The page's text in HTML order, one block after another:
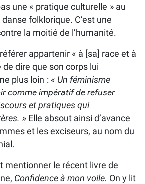
une « pratique culturelle » au
folklorique. C’est une
la moitié de l’humanité.
appartenir « à [sa] race et à
de dire que son corps lui
plus loin : « Un féminisme
comme impératif de refuser
et pratiques qui
» Elle absout ainsi d’avance
et les exciseurs, au nom du
mentionner le récent livre de
Confidence à mon voile. On y lit